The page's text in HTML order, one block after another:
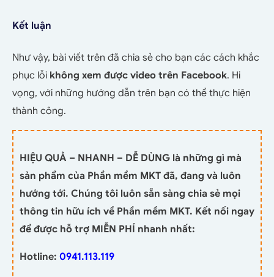
Kết luận
Như vậy, bài viết trên đã chia sẻ cho bạn các cách khắc
phục lỗi không xem được video trên Facebook. Hi
vọng, với những hướng dẫn trên bạn có thể thực hiện
thành công.
HIỆU QUẢ – NHANH – DỄ DÙNG là những gì mà
sản phẩm của Phần mềm MKT đã, đang và luôn
hướng tới. Chúng tôi luôn sẵn sàng chia sẻ mọi
thông tin hữu ích về Phần mềm MKT. Kết nối ngay
để được hỗ trợ MIỄN PHÍ nhanh nhất:
Hotline: 0941.113.119